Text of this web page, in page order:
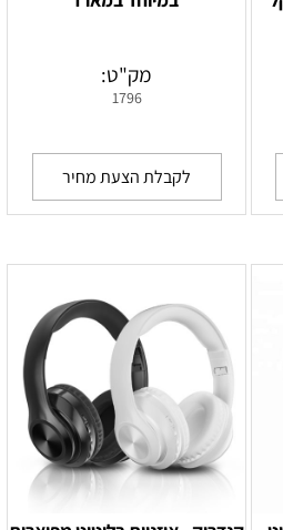
מק"ט:
1796
לקבלת הצעת מחיר